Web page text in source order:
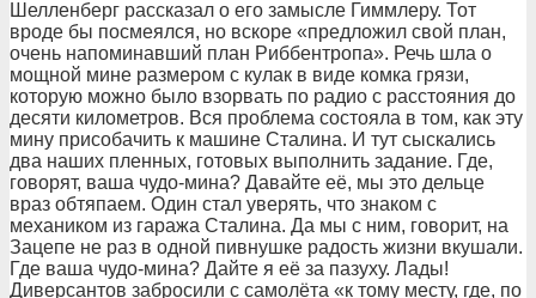
Шелленберг рассказал о его замысле Гиммлеру. Тот
вроде бы посмеялся, но вскоре «предложил свой план,
очень напоминавший план Риббентропа». Речь шла о
мощной мине размером с кулак в виде комка грязи,
которую можно было взорвать по радио с расстояния до
десяти километров. Вся проблема состояла в том, как эту
мину присобачить к машине Сталина. И тут сыскались
два наших пленных, готовых выполнить задание. Где,
говорят, ваша чудо-мина? Давайте её, мы это дельце
враз обтяпаем. Один стал уверять, что знаком с
механиком из гаража Сталина. Да мы с ним, говорит, на
Зацепе не раз в одной пивнушке радость жизни вкушали.
Где ваша чудо-мина? Дайте я её за пазуху. Лады!
Диверсантов забросили с самолёта «к тому месту, где, по